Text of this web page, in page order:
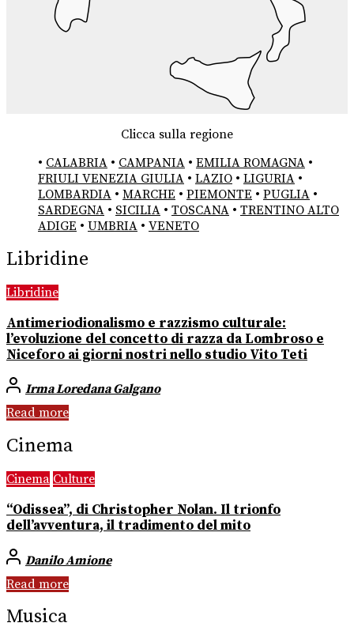
Clicca sulla regione
• CALABRIA • CAMPANIA • EMILIA ROMAGNA •
FRIULI VENEZIA GIULIA • LAZIO • LIGURIA •
LOMBARDIA • MARCHE • PIEMONTE • PUGLIA •
SARDEGNA • SICILIA • TOSCANA • TRENTINO ALTO
ADIGE • UMBRIA • VENETO
Libridine
Libridine
Antimeriodionalismo e razzismo culturale:
l’evoluzione del concetto di razza da Lombroso e
Niceforo ai giorni nostri nello studio Vito Teti
Irma Loredana Galgano
Read more
Cinema
Cinema Culture
“Odissea”, di Christopher Nolan. Il trionfo
dell’avventura, il tradimento del mito
Danilo Amione
Read more
Musica